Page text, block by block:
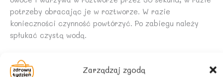
Zarządzaj zgodą
potrzeby obracając je w roztworze. W razie
konieczności czynność powtórzyć. Po zabiegu należy
spłukać czystą wodą.
UWAGA
Wskazówki dotyczące ochrony środowiska: aby